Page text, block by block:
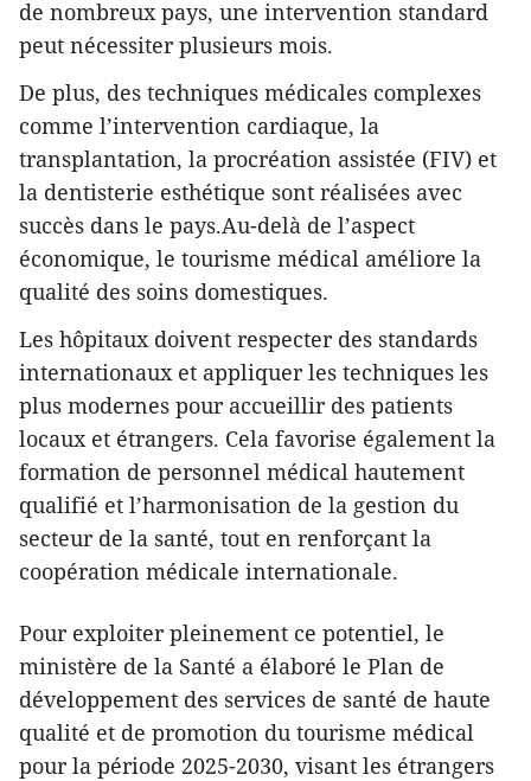
de nombreux pays, une intervention standard
peut nécessiter plusieurs mois.
De plus, des techniques médicales complexes
comme l’intervention cardiaque, la
transplantation, la procréation assistée (FIV) et
la dentisterie esthétique sont réalisées avec
succès dans le pays.Au-delà de l’aspect
économique, le tourisme médical améliore la
qualité des soins domestiques.
Les hôpitaux doivent respecter des standards
internationaux et appliquer les techniques les
plus modernes pour accueillir des patients
locaux et étrangers. Cela favorise également la
formation de personnel médical hautement
qualifié et l’harmonisation de la gestion du
secteur de la santé, tout en renforçant la
coopération médicale internationale.
Pour exploiter pleinement ce potentiel, le
ministère de la Santé a élaboré le Plan de
développement des services de santé de haute
qualité et de promotion du tourisme médical
pour la période 2025-2030, visant les étrangers